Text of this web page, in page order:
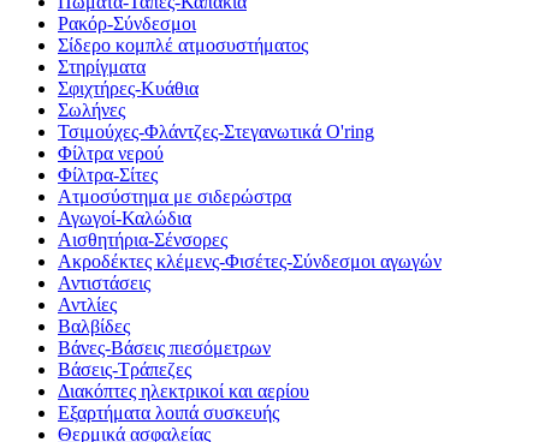
Ρακόρ-Σύνδεσμοι
Σίδερο κομπλέ ατμοσυστήματος
Στηρίγματα
Σφιχτήρες-Κυάθια
Σωλήνες
Τσιμούχες-Φλάντζες-Στεγανωτικά O'ring
Φίλτρα νερού
Φίλτρα-Σίτες
Ατμοσύστημα με σιδερώστρα
Αγωγοί-Καλώδια
Αισθητήρια-Σένσορες
Ακροδέκτες κλέμενς-Φισέτες-Σύνδεσμοι αγωγών
Αντιστάσεις
Αντλίες
Βαλβίδες
Βάνες-Βάσεις πιεσόμετρων
Βάσεις-Τράπεζες
Διακόπτες ηλεκτρικοί και αερίου
Εξαρτήματα λοιπά συσκευής
Θερμικά ασφαλείας